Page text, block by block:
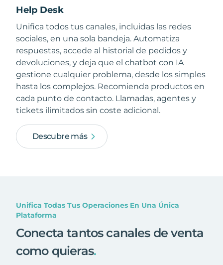
Help Desk
Unifica todos tus canales, incluidas las redes
sociales, en una sola bandeja. Automatiza
respuestas, accede al historial de pedidos y
devoluciones, y deja que el chatbot con IA
gestione cualquier problema, desde los simples
hasta los complejos. Recomienda productos en
cada punto de contacto. Llamadas, agentes y
tickets ilimitados sin coste adicional.
Descubre más
Unifica Todas Tus Operaciones En Una Única
Plataforma
Conecta tantos canales de venta
como quieras.